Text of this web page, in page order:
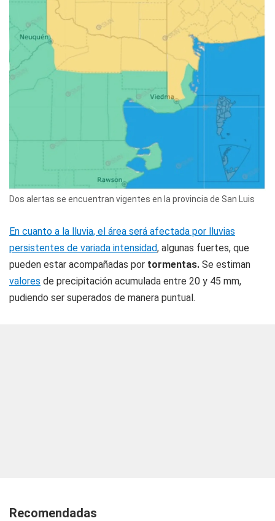
Dos alertas se encuentran vigentes en la provincia de San Luis
En cuanto a la lluvia, el área será afectada por lluvias
persistentes de variada intensidad, algunas fuertes, que
pueden estar acompañadas por tormentas. Se estiman
valores de precipitación acumulada entre 20 y 45 mm,
pudiendo ser superados de manera puntual.
Recomendadas